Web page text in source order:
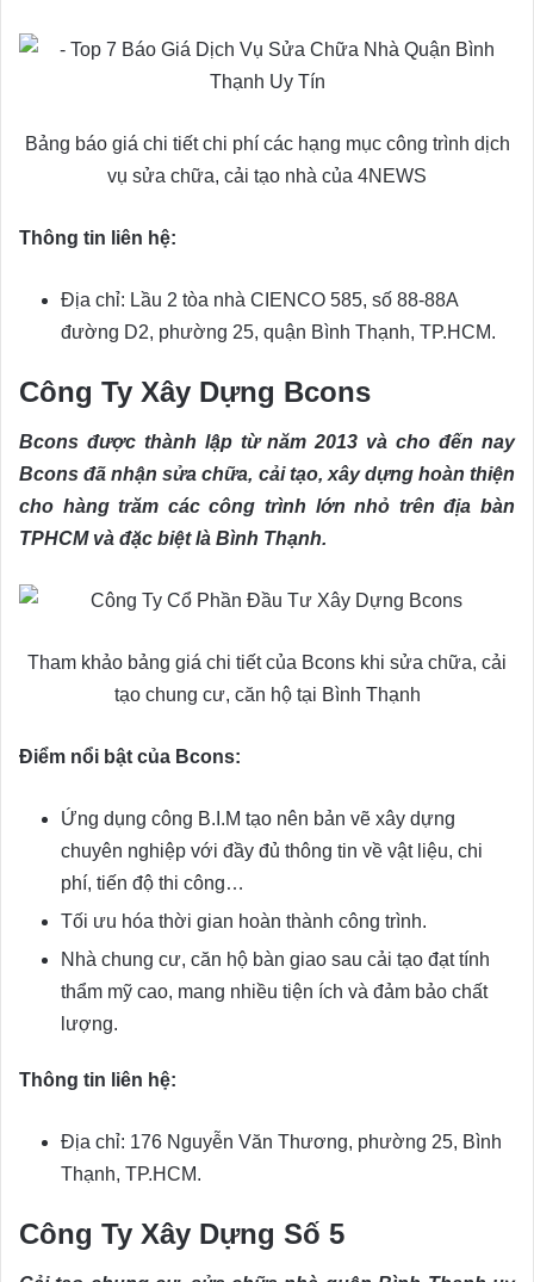
Bảng báo giá chi tiết chi phí các hạng mục công trình dịch
vụ sửa chữa, cải tạo nhà của 4NEWS
Thông tin liên hệ:
Địa chỉ: Lầu 2 tòa nhà CIENCO 585, số 88-88A
đường D2, phường 25, quận Bình Thạnh, TP.HCM.
Công Ty Xây Dựng Bcons
Bcons được thành lập từ năm 2013 và cho đến nay
Bcons đã nhận sửa chữa, cải tạo, xây dựng hoàn thiện
cho hàng trăm các công trình lớn nhỏ trên địa bàn
TPHCM và đặc biệt là Bình Thạnh.
Tham khảo bảng giá chi tiết của Bcons khi sửa chữa, cải
tạo chung cư, căn hộ tại Bình Thạnh
Điểm nổi bật của Bcons:
Ứng dụng công B.I.M tạo nên bản vẽ xây dựng
chuyên nghiệp với đầy đủ thông tin về vật liệu, chi
phí, tiến độ thi công…
Tối ưu hóa thời gian hoàn thành công trình.
Nhà chung cư, căn hộ bàn giao sau cải tạo đạt tính
thẩm mỹ cao, mang nhiều tiện ích và đảm bảo chất
lượng.
Thông tin liên hệ:
Địa chỉ: 176 Nguyễn Văn Thương, phường 25, Bình
Thạnh, TP.HCM.
Công Ty Xây Dựng Số 5